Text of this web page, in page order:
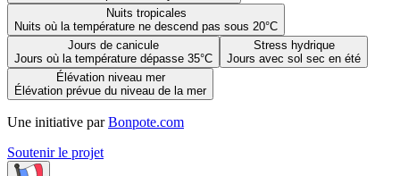
Nuits tropicales
Nuits où la température ne descend pas sous 20°C
Jours de canicule
Jours où la température dépasse 35°C
Stress hydrique
Jours avec sol sec en été
Élévation niveau mer
Élévation prévue du niveau de la mer
Une initiative par Bonpote.com
Soutenir le projet